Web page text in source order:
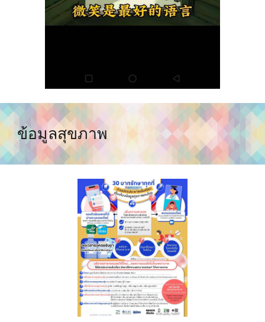
ข้อมูลสุขภาพ